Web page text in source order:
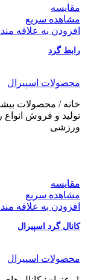
مقایسه
مشاهده سریع
افزودن به علاقه
رابط گرد
محصولات اسپیرال
خانه / محصولات
تولید و فروش
ورزشی
مقایسه
مشاهده سریع
افزودن به علاقه
کانال گرد اسپیرال
محصولات اسپیرال